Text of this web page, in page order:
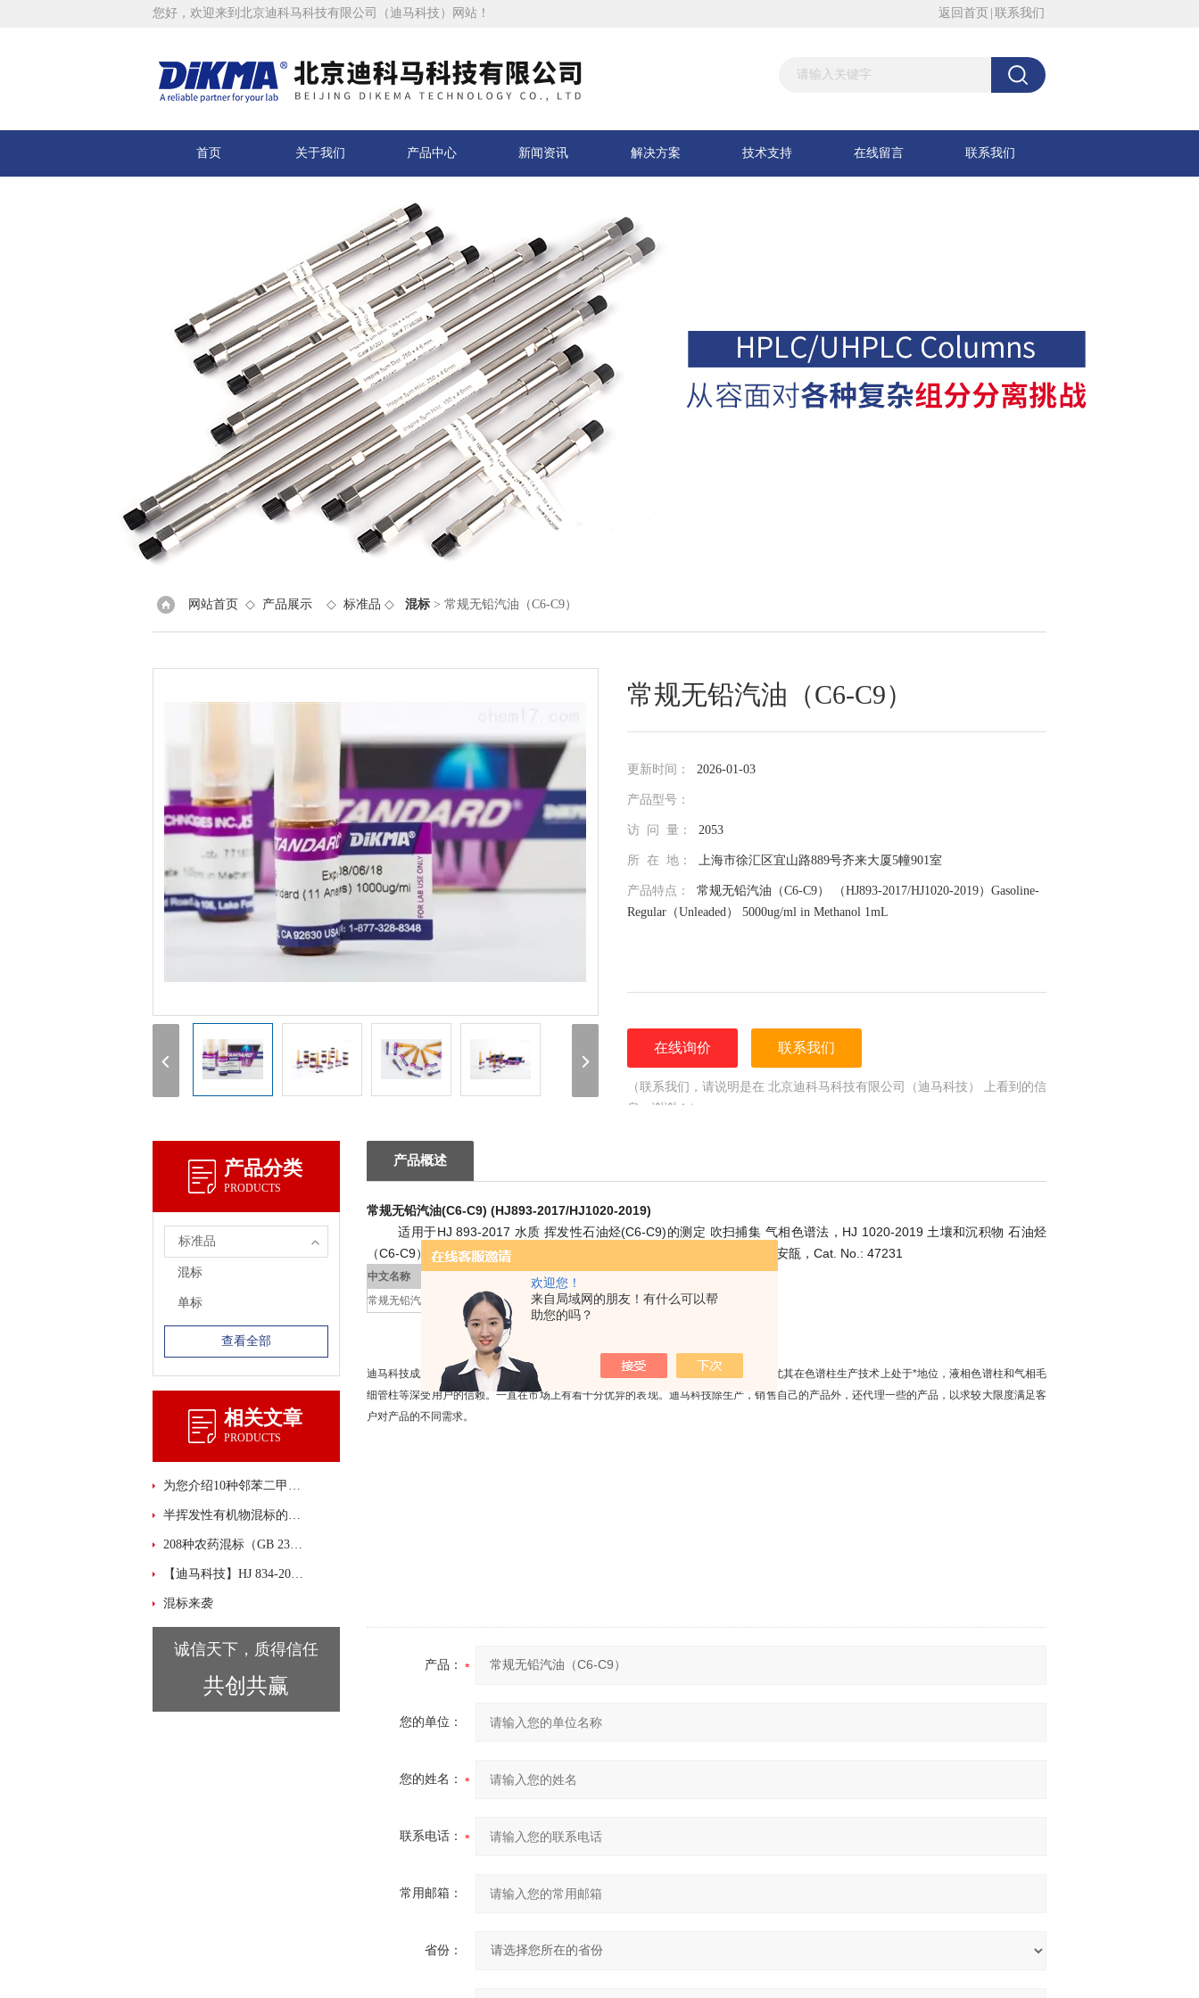
欢迎您！
来自局域网的朋友！有什么可以帮
助您的吗？
您好，欢迎来到北京迪科马科技有限公司（迪马科技）网站！ 返回首页 联系我们
首页 关于我们 产品中心 新闻资讯 解决方案 技术支持 在线留言 联系我们
网站首页 ◇ 产品展示 ◇ 标准品 ◇ 混标 > 常规无铅汽油（C6-C9）
常规无铅汽油（C6-C9）
更新时间： 2026-01-03
产品型号：
访 问 量： 2053
所 在 地： 上海市徐汇区宜山路889号齐来大厦5幢901室
产品特点： 常规无铅汽油（C6-C9） （HJ893-2017/HJ1020-2019）Gasoline-
Regular（Unleaded） 5000ug/ml in Methanol 1mL
在线询价 联系我们
（联系我们，请说明是在 北京迪科马科技有限公司（迪马科技） 上看到的信
息，谢谢！）
产品分类
PRODUCTS
标准品
混标
单标
查看全部
相关文章
PRODUCTS
为您介绍10种邻苯二甲酸酯混标
半挥发性有机物混标的主要功能和性能特点概述
208种农药混标（GB 23200.113-2018）现货供应！
【迪马科技】HJ 834-2017中3种SVOCs混标新鲜上市！
混标来袭
诚信天下，质得信任
共创共赢
产品概述
常规无铅汽油(C6-C9) (HJ893-2017/HJ1020-2019)
适用于HJ 893-2017 水质 挥发性石油烃(C6-C9)的测定 吹扫捕集 气相色谱法，HJ 1020-2019 土壤和沉积物 石油烃
（C6-C9）的测定 吹扫捕集/气相色谱法。 5000 μg/mL溶在甲醇中，1 mL/安瓿，Cat. No.: 47231
中文名称
CAS
常规无铅汽油（C6-C9)Gasoline - Regular8006-61-9
迪马科技成立于1993 年，是色谱消耗品的制造、供应商。公司拥有雄厚的研发实力，尤其在色谱柱生产技术上处于*地位，液相色谱柱和气相毛
细管柱等深受用户的信赖。一直在市场上有着十分优异的表现。迪马科技除生产，销售自己的产品外，还代理一些的产品，以求较大限度满足客
户对产品的不同需求。
产品：
您的单位：
您的姓名：
联系电话：
常用邮箱：
省份：